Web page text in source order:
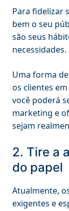
Para fidelizar
bem o seu
são seus
necessidades.
Uma forma
os clientes
você poderá
marketing e
sejam
2. Tire a
do papel
Atualmente,
exigentes e